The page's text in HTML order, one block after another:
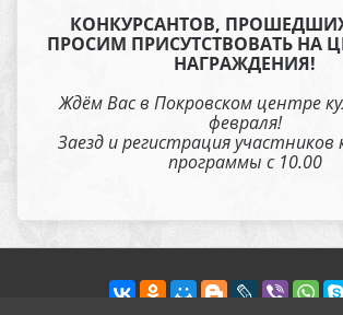
КОНКУРСАНТОВ,
ПРОСИМ ПРИСУТСТВОВАТЬ НА
НАГРАЖДЕНИЯ!
Ждём Вас в Покровском центре
февраля!
Заезд и регистрация участников
программы с 10.00